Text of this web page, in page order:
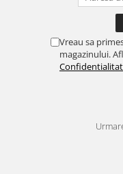
Vreau sa
magazinului.